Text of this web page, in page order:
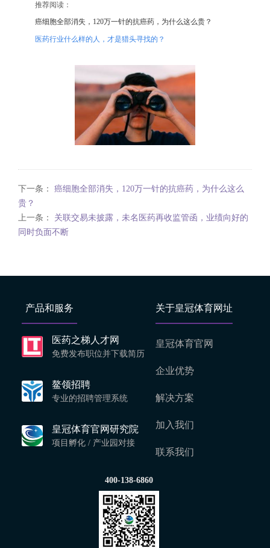
推荐阅读：
癌细胞全部消失，120万一针的抗癌药，为什么这么贵？
医药行业什么样的人，才是猎头寻找的？
下一条： 癌细胞全部消失，120万一针的抗癌药，为什么这么
贵？
上一条： 关联交易未披露，未名医药再收监管函，业绩向好的
同时负面不断
产品和服务
医药之梯人才网
免费发布职位并下载简历
鳌领招聘
专业的招聘管理系统
皇冠体育官网研究院
项目孵化 / 产业园对接
关于皇冠体育网址
皇冠体育官网
企业优势
解决方案
加入我们
联系我们
400-138-6860